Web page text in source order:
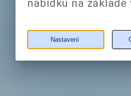
nabídku na
Nastavení